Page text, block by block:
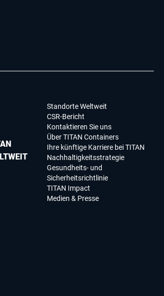
Standorte Weltweit
CSR-Bericht
Kontaktieren Sie uns
Über TITAN Containers
Ihre künftige Karriere bei TITAN
Nachhaltigkeitsstrategie
Gesundheits- und
Sicherheitsrichtlinie
TITAN Impact
Medien & Presse